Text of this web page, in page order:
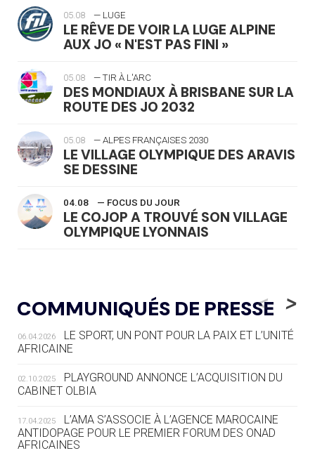
05.08 — LUGE
LE RÊVE DE VOIR LA LUGE ALPINE
AUX JO « N'EST PAS FINI »
05.08 — TIR À L'ARC
DES MONDIAUX À BRISBANE SUR LA
ROUTE DES JO 2032
05.08 — ALPES FRANÇAISES 2030
LE VILLAGE OLYMPIQUE DES ARAVIS
SE DESSINE
04.08 — FOCUS DU JOUR
LE COJOP A TROUVÉ SON VILLAGE
OLYMPIQUE LYONNAIS
« L'ALLEMAGNE PEUT DÉMONTRER
COMMENT ORGANISER DES JO
RESPONSABLES »
04.08
LA FIE LANCE LES GRANDES
MANŒUVRES EN VUE DES JO
04.08 — DAKAR 2026
DES FRESQUES CÉLÈBRENT LES JOJ
COMMUNIQUÉS DE PRESSE
<
06.04.2026
LE SPORT, UN PONT POUR LA PAIX ET L’UNITÉ
AFRICAINE
02.10.2025
PLAYGROUND ANNONCE L’ACQUISITION DU
CABINET OLBIA
17.04.2025
L’AMA S’ASSOCIE À L’AGENCE MAROCAINE
ANTIDOPAGE POUR LE PREMIER FORUM DES ONAD
AFRICAINES
>